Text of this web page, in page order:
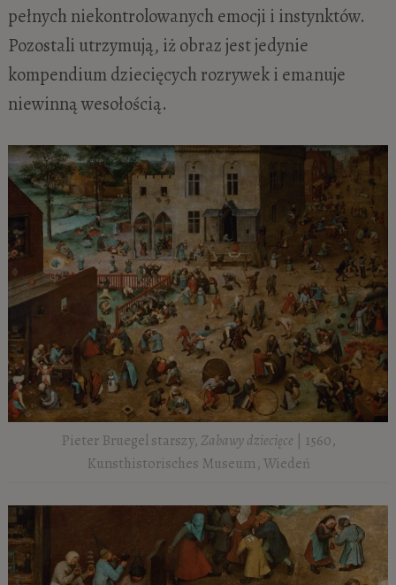
pełnych niekontrolowanych emocji i instynktów.
Pozostali utrzymują, iż obraz jest jedynie
kompendium dziecięcych rozrywek i emanuje
niewinną wesołością.
Pieter Bruegel starszy,Zabawy dziecięce | 1560,
Kunsthistorisches Museum, Wiedeń